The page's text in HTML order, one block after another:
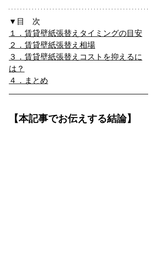
▼目　次
１．賃貸壁紙張替えタイミングの目安
２．賃貸壁紙張替え相場
３．賃貸壁紙張替えコストを抑えるに
は？
４．まとめ
【本記事でお伝えする結論】